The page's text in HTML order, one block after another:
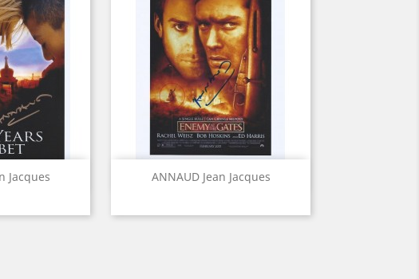
Jacques
rapide ANNAUD Jean Jacques
Aperçu rapide